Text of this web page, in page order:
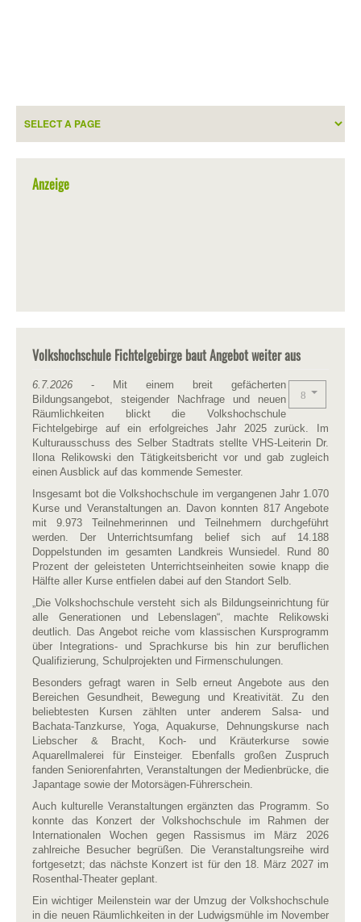
Anzeige
Volkshochschule Fichtelgebirge baut Angebot weiter aus
6.7.2026 - Mit einem breit gefächerten
Bildungsangebot, steigender Nachfrage und neuen
Räumlichkeiten blickt die Volkshochschule
Fichtelgebirge auf ein erfolgreiches Jahr 2025 zurück. Im
Kulturausschuss des Selber Stadtrats stellte VHS-Leiterin Dr.
Ilona Relikowski den Tätigkeitsbericht vor und gab zugleich
einen Ausblick auf das kommende Semester.
Insgesamt bot die Volkshochschule im vergangenen Jahr 1.070
Kurse und Veranstaltungen an. Davon konnten 817 Angebote
mit 9.973 Teilnehmerinnen und Teilnehmern durchgeführt
werden. Der Unterrichtsumfang belief sich auf 14.188
Doppelstunden im gesamten Landkreis Wunsiedel. Rund 80
Prozent der geleisteten Unterrichtseinheiten sowie knapp die
Hälfte aller Kurse entfielen dabei auf den Standort Selb.
„Die Volkshochschule versteht sich als Bildungseinrichtung für
alle Generationen und Lebenslagen“, machte Relikowski
deutlich. Das Angebot reiche vom klassischen Kursprogramm
über Integrations- und Sprachkurse bis hin zur beruflichen
Qualifizierung, Schulprojekten und Firmenschulungen.
Besonders gefragt waren in Selb erneut Angebote aus den
Bereichen Gesundheit, Bewegung und Kreativität. Zu den
beliebtesten Kursen zählten unter anderem Salsa- und
Bachata-Tanzkurse, Yoga, Aquakurse, Dehnungskurse nach
Liebscher & Bracht, Koch- und Kräuterkurse sowie
Aquarellmalerei für Einsteiger. Ebenfalls großen Zuspruch
fanden Seniorenfahrten, Veranstaltungen der Medienbrücke, die
Japantage sowie der Motorsägen-Führerschein.
Auch kulturelle Veranstaltungen ergänzten das Programm. So
konnte das Konzert der Volkshochschule im Rahmen der
Internationalen Wochen gegen Rassismus im März 2026
zahlreiche Besucher begrüßen. Die Veranstaltungsreihe wird
fortgesetzt; das nächste Konzert ist für den 18. März 2027 im
Rosenthal-Theater geplant.
Ein wichtiger Meilenstein war der Umzug der Volkshochschule
in die neuen Räumlichkeiten in der Ludwigsmühle im November